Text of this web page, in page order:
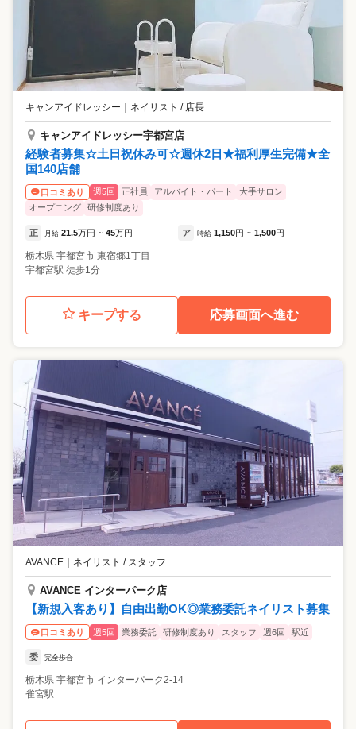
キャンアイドレッシー ｜ ネイリスト / 店長
キャンアイドレッシー宇都宮店
経験者募集☆土日祝休み可☆週休2日★福利厚生完備★全
国140店舗
口コミあり 週5回 正社員 アルバイト・パート
大手サロン
オープニング
研修制度あり
正 月給 21.5万円 ~ 45万円 ア 時給 1,150円 ~ 1,500円
栃木県 宇都宮市 東宿郷1丁目
宇都宮駅 徒歩1分
キープする 応募画面へ進む
AVANCE ネイリスト / スタッフ
AVANCE インターパーク店
【新規入客あり】自由出勤OK◎業務委託ネイリスト募集
口コミあり 週5回 業務委託 研修制度あり スタッフ 週6回 駅近
委 完全歩合
栃木県 宇都宮市 インターパーク2-14
雀宮駅